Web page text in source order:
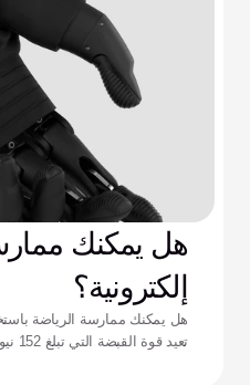
هل يمكنك
إلكترونية؟
هل يمكنك ممارسة الرياضة